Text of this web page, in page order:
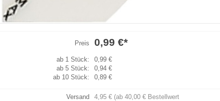
Preis 0,99 €*
ab 1 Stück:
0,99 €
ab 5 Stück:
0,94 €
ab 10 Stück:
0,89 €
Versand
4,95 € (ab 40,00 € Bestellwert